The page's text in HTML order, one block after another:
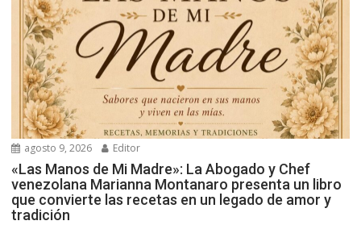
agosto 9, 2026 Editor
«Las Manos de Mi Madre»: La Abogado y Chef
venezolana Marianna Montanaro presenta un libro
que convierte las recetas en un legado de amor y
tradición